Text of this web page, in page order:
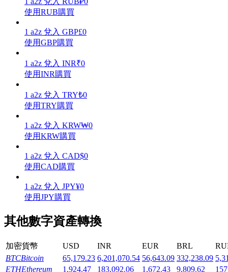
使您的資產穩定增值
一鍵質押鎖定高收益
Launchpool
使用RUB購買
1 a2z 兌入 GBP£0
使用GBP購買
1 a2z 兌入 INR₹0
使用INR購買
1 a2z 兌入 TRY₺0
使用TRY購買
1 a2z 兌入 KRW₩0
使用KRW購買
1 a2z 兌入 CAD$0
使用CAD購買
1 a2z 兌入 JPY¥0
使用JPY購買
其他數字資產轉換
加密貨幣 USD INR EUR BRL
BTCBitcoin 65,179.23 6,201,070.54 56,643.09 332,238.09
ETHEthereum 1,924.47 183,092.06 1,672.43 9,809.62